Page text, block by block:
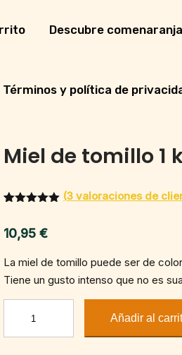
Descubre
Términos y política de
Miel de tomillo 1
de 5 en
base a
s de
clientes
(3 valoraciones de
10,95€
La miel de tomillo puede ser de
Tiene un gusto intenso que no es
Añadir al